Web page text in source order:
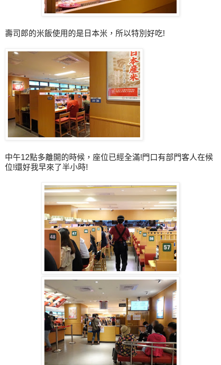
壽司郎的米飯使用的是日本米，所以特別好吃!
中午12點多離開的時候，座位已經全滿!門口有部門客人在候
位!還好我早來了半小時!